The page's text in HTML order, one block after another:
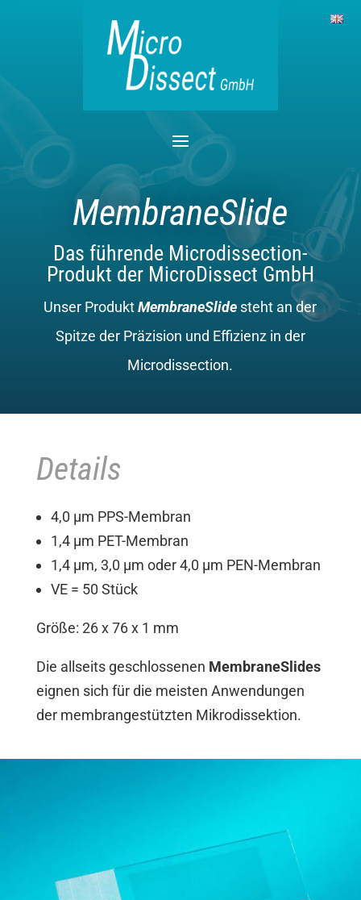
MembraneSlide
Das führende Microdissection-
Produkt der MicroDissect GmbH
Unser ProduktMembraneSlide steht an der
Spitze der Präzision und Effizienz in der
Microdissection.
Details
4,0 µm PPS-Membran
1,4 µm PET-Membran
1,4 µm, 3,0 µm oder 4,0 µm PEN-Membran
VE = 50 Stück
Größe: 26 x 76 x 1 mm
Die allseits geschlossenen MembraneSlides
eignen sich für die meisten Anwendungen
der membrangestützten Mikrodissektion.